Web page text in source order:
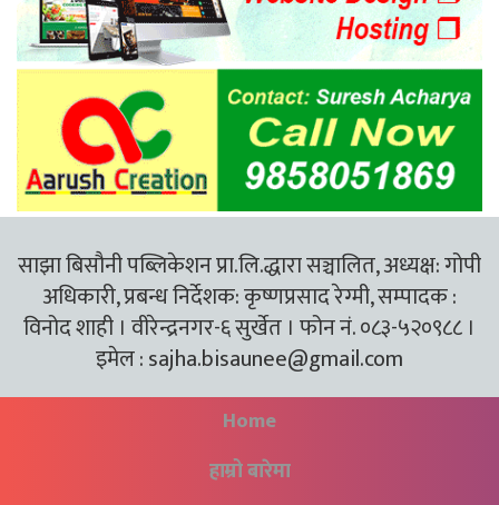
साझा बिसौनी पब्लिकेशन प्रा.लि.द्धारा सञ्चालित, अध्यक्ष: गोपी
अधिकारी, प्रबन्ध निर्देशक: कृष्णप्रसाद रेग्मी, सम्पादक :
विनोद शाही । वीरेन्द्रनगर-६ सुर्खेत । फोन नं. ०८३-५२०९८८ ।
इमेल :sajha.bisaunee@gmail.com
Home
हाम्रो बारेमा